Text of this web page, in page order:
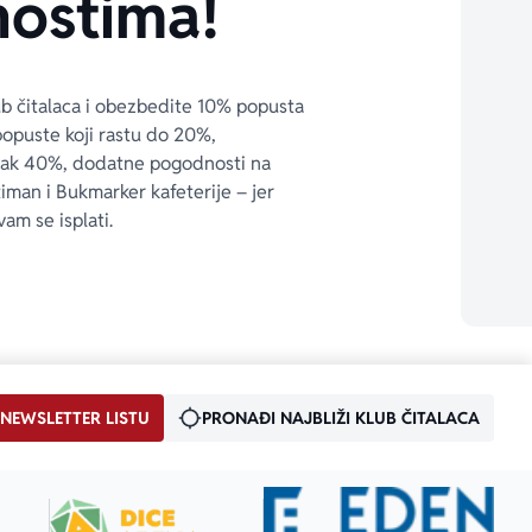
čitalaca i obezbedite 10% popusta
koji rastu do 20%,
40%, dodatne pogodnosti na
i Bukmarker kafeterije – jer
se isplati.
LISTU PRONAĐI NAJBLIŽI KLUB ČITALACA